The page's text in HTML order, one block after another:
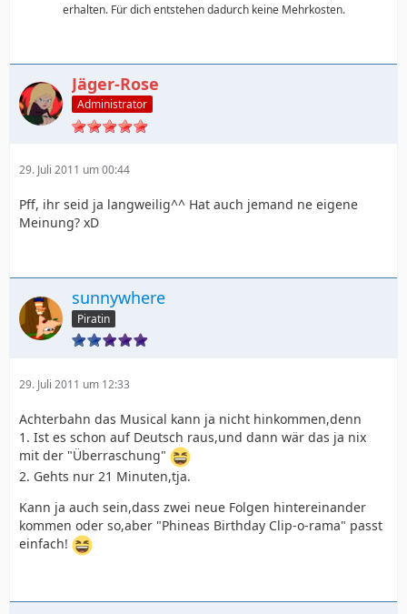
erhalten. Für dich entstehen dadurch keine Mehrkosten.
Jäger-Rose
Administrator
29. Juli 2011 um 00:44
Pff, ihr seid ja langweilig^^ Hat auch jemand ne eigene
Meinung? xD
sunnywhere
Piratin
29. Juli 2011 um 12:33
Achterbahn das Musical kann ja nicht hinkommen,denn
1. Ist es schon auf Deutsch raus,und dann wär das ja nix
mit der "Überraschung"
2. Gehts nur 21 Minuten,tja.
Kann ja auch sein,dass zwei neue Folgen hintereinander
kommen oder so,aber "Phineas Birthday Clip-o-rama" passt
einfach!